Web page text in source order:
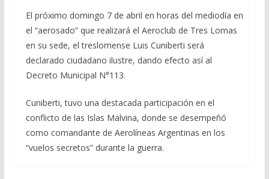
El próximo domingo 7 de abril en horas del mediodía en
el “aerosado” que realizará el Aeroclub de Tres Lomas
en su sede, el treslomense Luis Cuniberti será
declarado ciudadano ilustre, dando efecto así al
Decreto Municipal N°113.
Cuniberti, tuvo una destacada participación en el
conflicto de las Islas Malvina, donde se desempeñó
como comandante de Aerolíneas Argentinas en los
“vuelos secretos” durante la guerra.